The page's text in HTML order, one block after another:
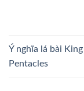
Ý nghĩa lá bài
Pentacles